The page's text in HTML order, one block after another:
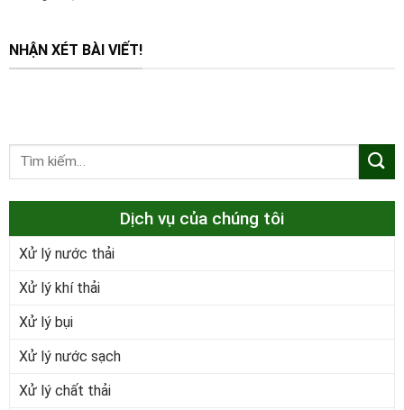
NHẬN XÉT BÀI VIẾT!
Dịch vụ của chúng tôi
Xử lý nước thải
Xử lý khí thải
Xử lý bụi
Xử lý nước sạch
Xử lý chất thải